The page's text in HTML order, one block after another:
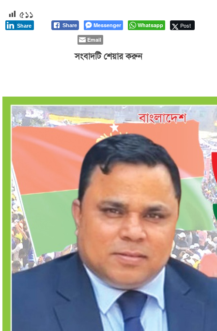
৫১১
Share Messenger Whatsapp Post
Share
Email
সংবাদটি শেয়ার করুন